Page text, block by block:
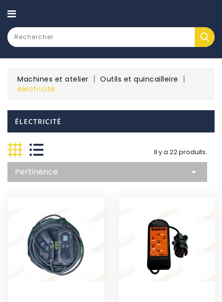
CATEGORY
Machines et atelier
Outils et quincailleire
électricité
ÉLECTRICITÉ
Il y a 22 produits.
Pertinence 